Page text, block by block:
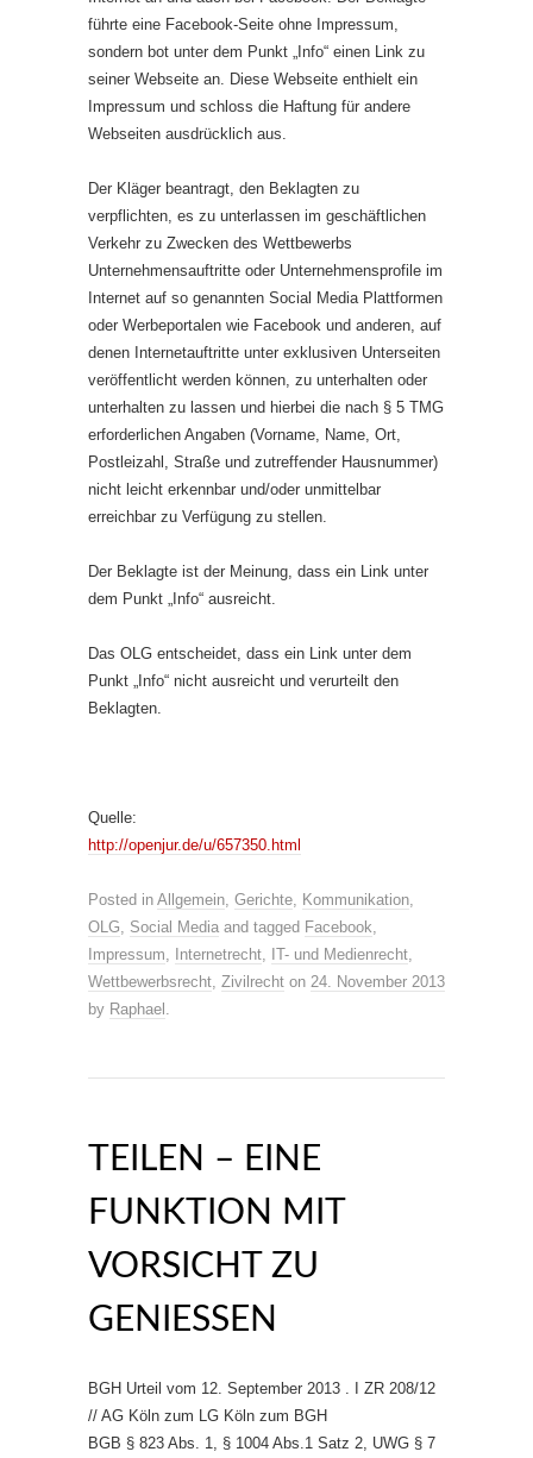
führte eine Facebook-Seite ohne Impressum,
sondern bot unter dem Punkt „Info“ einen Link zu
seiner Webseite an. Diese Webseite enthielt ein
Impressum und schloss die Haftung für andere
Webseiten ausdrücklich aus.
Der Kläger beantragt, den Beklagten zu
verpflichten, es zu unterlassen im geschäftlichen
Verkehr zu Zwecken des Wettbewerbs
Unternehmensauftritte oder Unternehmensprofile im
Internet auf so genannten Social Media Plattformen
oder Werbeportalen wie Facebook und anderen, auf
denen Internetauftritte unter exklusiven Unterseiten
veröffentlicht werden können, zu unterhalten oder
unterhalten zu lassen und hierbei die nach § 5 TMG
erforderlichen Angaben (Vorname, Name, Ort,
Postleizahl, Straße und zutreffender Hausnummer)
nicht leicht erkennbar und/oder unmittelbar
erreichbar zu Verfügung zu stellen.
Der Beklagte ist der Meinung, dass ein Link unter
dem Punkt „Info“ ausreicht.
Das OLG entscheidet, dass ein Link unter dem
Punkt „Info“ nicht ausreicht und verurteilt den
Beklagten.
Quelle:
http://openjur.de/u/657350.html
Posted in Allgemein, Gerichte, Kommunikation,
OLG, Social Media and tagged Facebook,
Impressum, Internetrecht, IT- und Medienrecht,
Wettbewerbsrecht, Zivilrecht on 24. November 2013
by Raphael .
TEILEN – EINE
FUNKTION MIT
VORSICHT ZU
GENIESSEN
BGH Urteil vom 12. September 2013 . I ZR 208/12
// AG Köln zum LG Köln zum BGH
BGB § 823 Abs. 1, § 1004 Abs.1 Satz 2, UWG § 7